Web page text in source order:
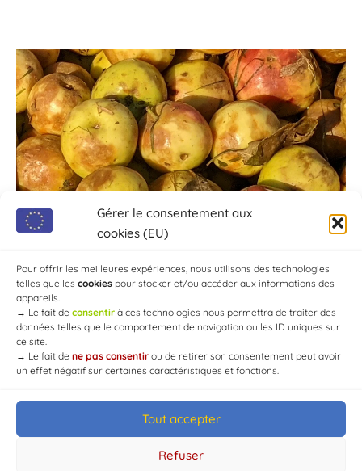
Gérer le consentement aux
cookies (EU)
Pour offrir les meilleures expériences, nous utilisons des technologies
telles que les cookies pour stocker et/ou accéder aux informations des
appareils.
→ Le fait de consentir à ces technologies nous permettra de traiter des
données telles que le comportement de navigation ou les ID uniques sur
ce site.
→ Le fait de ne pas consentir ou de retirer son consentement peut avoir
un effet négatif sur certaines caractéristiques et fonctions.
Tout accepter
Refuser
© Mairie de Chaource [2004-2024] | Tous droits réservés.
Developed byWEB3-DESIGN